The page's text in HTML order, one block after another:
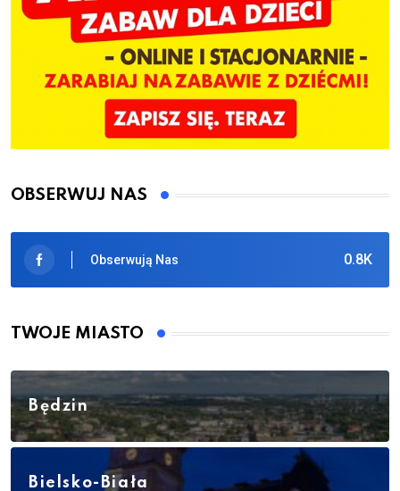
OBSERWUJ NAS
0.8K
Obserwują Nas
TWOJE MIASTO
Będzin
Bielsko-Biała